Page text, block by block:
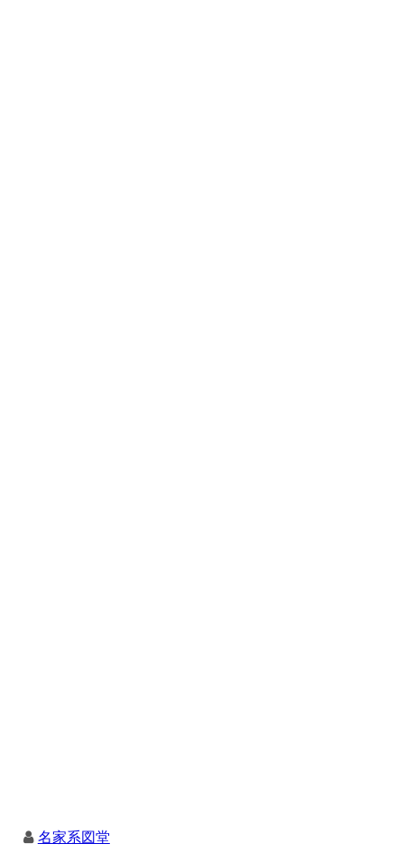
名家系図堂